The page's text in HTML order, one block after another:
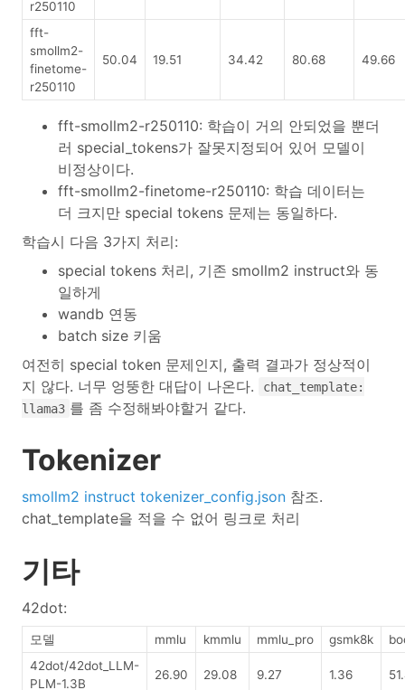
r250110
fft-
smollm2-
finetome-
r250110
50.04 19.51 34.42 80.68 49.66
fft-smollm2-r250110: 학습이 거의 안되었을 뿐더
러 special_tokens가 잘못지정되어 있어 모델이
비정상이다.
fft-smollm2-finetome-r250110: 학습 데이터는
더 크지만 special tokens 문제는 동일하다.
학습시 다음 3가지 처리:
special tokens 처리, 기존 smollm2 instruct와 동
일하게
wandb 연동
batch size 키움
여전히 special token 문제인지, 출력 결과가 정상적이
지 않다. 너무 엉뚱한 대답이 나온다.
chat_template:
llama3 를 좀 수정해봐야할거 같다.
Tokenizer
smollm2 instruct tokenizer_config.json 참조.
chat_template을 적을 수 없어 링크로 처리
기타
42dot:
모델 mmlu kmmlu mmlu_pro gsmk8k
42dot/42dot_LLM-
PLM-1.3B
26.90 29.08 9.27 1.36